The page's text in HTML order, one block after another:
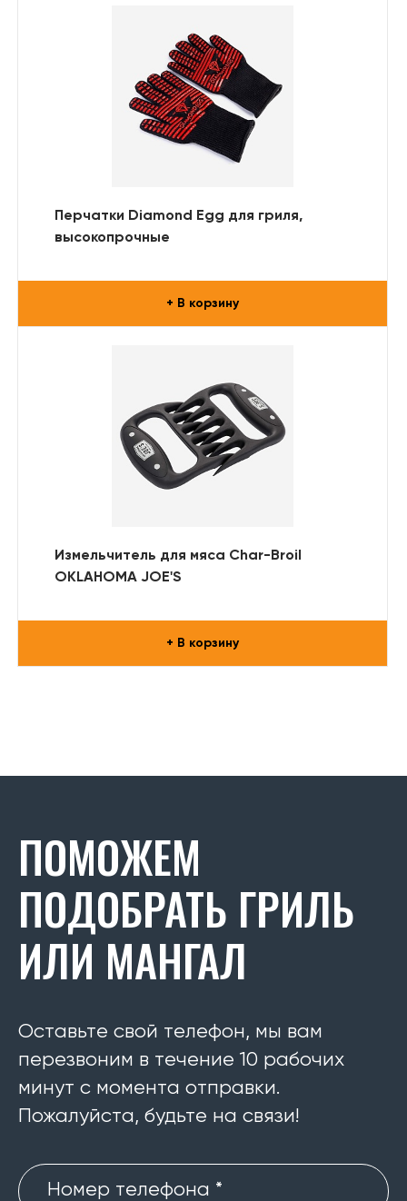
Перчатки Diamond Egg для гриля,
высокопрочные
+ В корзину
Измельчитель для мяса Char-Broil
OKLAHOMA JOE'S
+ В корзину
ПОМОЖЕМ
ПОДОБРАТЬ ГРИЛЬ
ИЛИ МАНГАЛ
Оставьте свой телефон, мы вам
перезвоним в течение 10 рабочих
минут с момента отправки.
Пожалуйста, будьте на связи!
Номер телефона *